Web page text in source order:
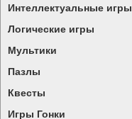
Интеллектуальные игры
Логические игры
Мультики
Пазлы
Квесты
Игры Гонки